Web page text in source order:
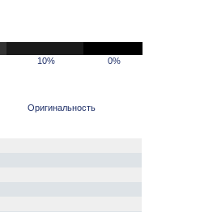
10% 0%
Оригинальность